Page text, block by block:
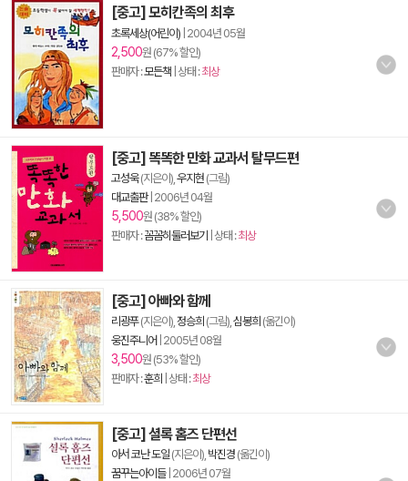
[중고] 모히칸족의 최후
초록세상(어린이) 2004년 05월
2,500원 (67% 할인)
판매자 :모든책 | 상태 :최상
[중고] 똑똑한 만화 교과서 탈무드편
고성욱(지은이), 우지현 (그림)
대교출판| 2006년 04월
5,500원 (38% 할인)
판매자 :꼼꼼히둘러보기 | 상태 :최상
[중고] 아빠와 함께
리광푸(지은이), 정승희 (그림), 심봉희 (옮긴이)
웅진주니어 2005년 08월
3,500원 (53% 할인)
판매자 :훈희 | 상태 :최상
[중고] 셜록 홈즈 단편선
아서 코난 도일 (지은이), 박진경 (옮긴이)
꿈꾸는아이들| 2006년 07월